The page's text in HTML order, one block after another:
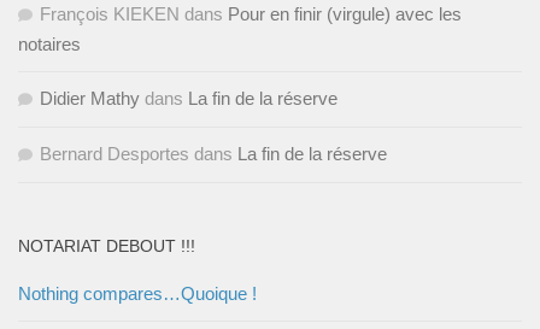
François KIEKEN dans Pour en finir (virgule) avec les
notaires
Didier Mathy dans La fin de la réserve
Bernard Desportes dans La fin de la réserve
NOTARIAT DEBOUT !!!
Nothing compares…Quoique !